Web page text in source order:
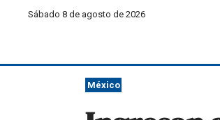
Sábado 8 de agosto de 2026
México